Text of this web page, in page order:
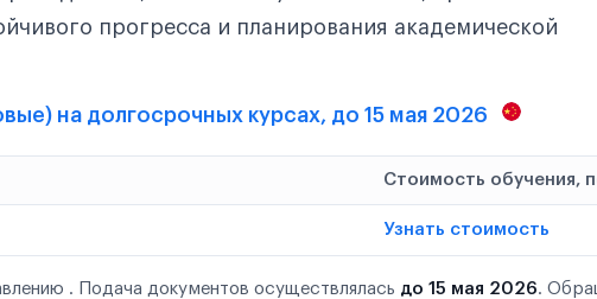
прогресса и планирования академической
на долгосрочных курсах, до 15 мая 2026
Стоимость обучения,
Узнать стоимость
. Подача документов осуществлялась до 15 мая 2026.